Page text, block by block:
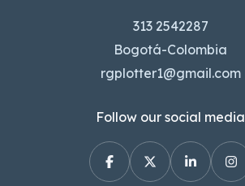
313 2542287
Bogotá-Colombia
rgplotter1@gmail.com
Follow our social media